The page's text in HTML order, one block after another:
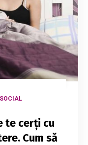
SOCIAL
te cerți cu
Cum să